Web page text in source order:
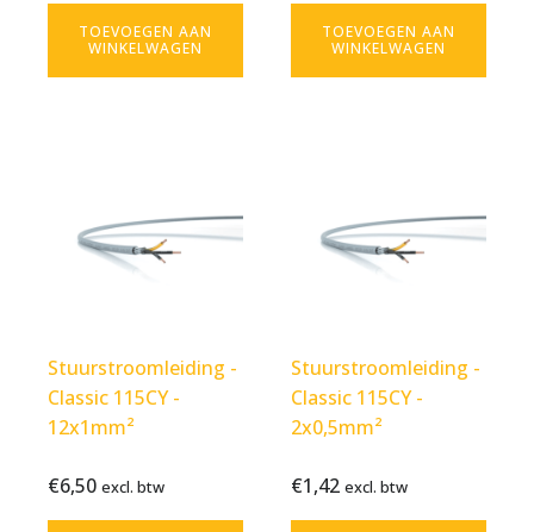
TOEVOEGEN AAN
WINKELWAGEN
TOEVOEGEN AAN
WINKELWAGEN
Stuurstroomleiding -
Classic 115CY -
12x1mm²
excl.
btw
Bekijk
product
€6,50 excl. btw
Stuurstroomleiding -
Classic 115CY -
2x0,5mm²
excl.
btw
Bekijk
product
€1,42 excl. btw